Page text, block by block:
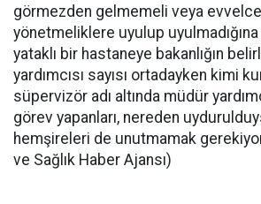
görmezden gelmemeli veya evvelce
yönetmeliklere uyulup uyulmadığına
yataklı bir hastaneye bakanlığın
yardımcısı sayısı ortadayken kimi
süpervizör adı altında müdür
görev yapanları, nereden
hemşireleri de unutmamak
ve Sağlık Haber Ajansı)